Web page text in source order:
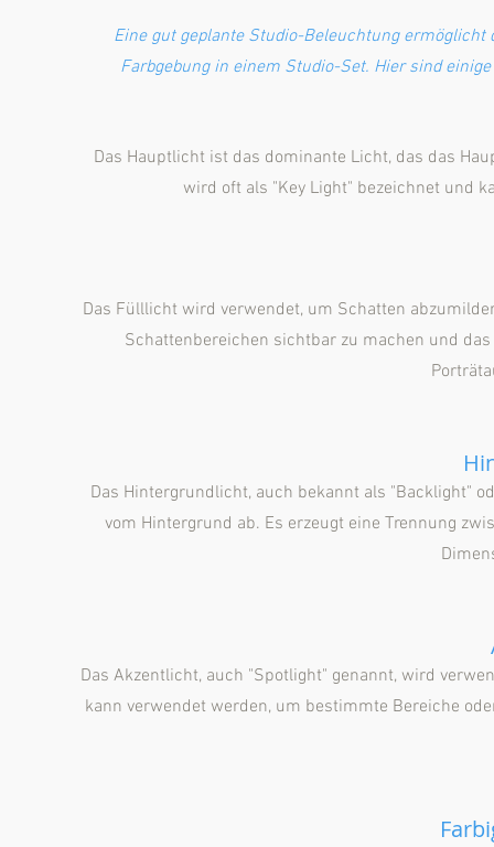
Eine gut geplante Studio-Beleuchtung
Farbgebung in einem Studio-Set. Hier sind
Das Hauptlicht ist das dominante Licht, das das
wird oft als "Key Light" bezeichnet und
Das Fülllicht wird verwendet, um Schatten
Schattenbereichen sichtbar zu machen und
Das Hintergrundlicht, auch bekannt als "Backlight"
vom Hintergrund ab. Es erzeugt eine Trennung
Das Akzentlicht, auch "Spotlight" genannt, wird
kann verwendet werden, um bestimmte Bereiche